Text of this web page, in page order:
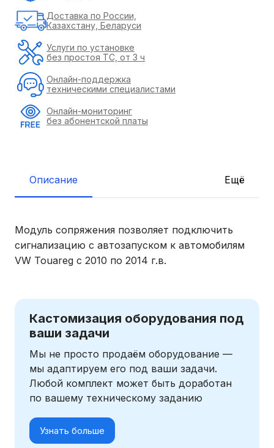
Описание Ещё
Модуль сопряжения позволяет подключить
сигнализацию с автозапуском к автомобилям
VW Touareg с 2010 по 2014 г.в.
Кастомизация оборудования под
ваши задачи
Мы не просто продаём оборудование —
мы адаптируем его под ваши задачи.
Любой комплект может быть доработан
по вашему техническому заданию
Узнать больше
Доставка по России,
Казахстану, Беларуси
Услуги по установке
без простоя ТС, от 3 ч
Онлайн-поддержка
техническими специалистами
Онлайн-мониторинг
без абонентской платы